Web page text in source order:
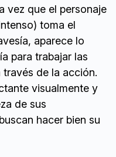
vez que el personaje
toma el
aparece lo
para trabajar las
de la acción.
visualmente y
de sus
hacer bien su